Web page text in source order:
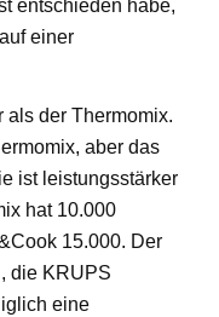
entschieden habe,
einer
der Thermomix.
aber das
ist leistungsstärker
hat 10.000
15.000. Der
die KRUPS
eine